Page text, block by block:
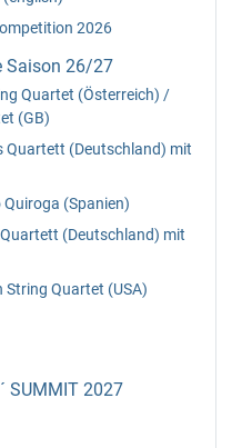
2026
Saison 26/27
Quartet (Österreich) /
(GB)
Quartett (Deutschland) mit
(Spanien)
(Deutschland) mit
String Quartet (USA)
SUMMIT 2027